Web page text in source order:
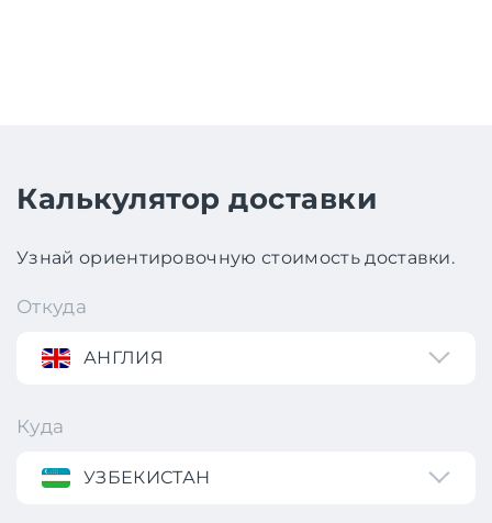
Калькулятор доставки
Узнай ориентировочную стоимость доставки.
Откуда
АНГЛИЯ
Куда
УЗБЕКИСТАН